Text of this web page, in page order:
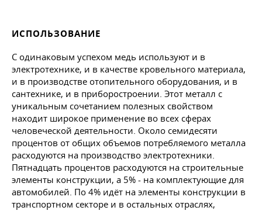
ИСПОЛЬЗОВАНИЕ
С одинаковым успехом медь используют и в
электротехнике, и в качестве кровельного материала,
и в производстве отопительного оборудования, и в
сантехнике, и в приборостроении. Этот металл с
уникальным сочетанием полезных свойством
находит широкое применение во всех сферах
человеческой деятельности. Около семидесяти
процентов от общих объемов потребляемого металла
расходуются на производство электротехники.
Пятнадцать процентов расходуются на строительные
элементы конструкции, а 5% - на комплектующие для
автомобилей. По 4% идёт на элементы конструкции в
транспортном секторе и в остальных отраслях,